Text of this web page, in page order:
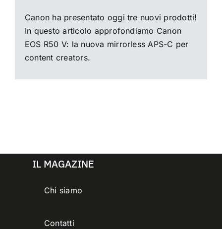
Canon ha presentato oggi tre nuovi prodotti!
In questo articolo approfondiamo Canon
EOS R50 V: la nuova mirrorless APS-C per
content creators.
IL MAGAZINE
Chi siamo
Contatti